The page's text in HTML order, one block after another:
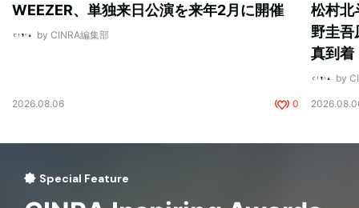
WEEZER、単独来日公演を来年2月に開催
by CINRA編集部
2026.08.06 0
松村北
野圭吾
真到着
by
Special Feature